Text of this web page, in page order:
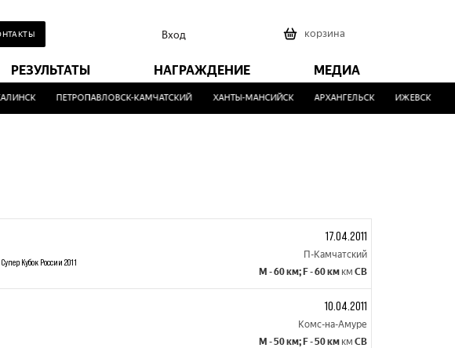
Вход корзина
РЕЗУЛЬТАТЫ НАГРАЖДЕНИЕ МЕДИА
ПЕТРОПАВЛОВСК-КАМЧАТСКИЙ ХАНТЫ-МАНСИЙСК АРХАНГЕЛЬСК ИЖЕВСК
Супер Кубок России 2011
17.04.2011
П-Камчатский
M - 60 км; F - 60 км км СВ
10.04.2011
Комс-на-Амуре
M - 50 км; F - 50 км км СВ